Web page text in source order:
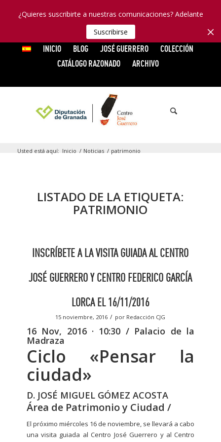
¿Quieres suscribirte a nuestras comunicaciones? Adelante
Suscribirse
INICIO BLOG JOSÉ GUERRERO
COLECCIÓN
CATÁLOGO RAZONADO
ARCHIVO
Usted está aquí: Inicio / Noticias / patrimonio
LISTADO DE LA ETIQUETA:
PATRIMONIO
INSCRÍBETE A LA VISITA GUIADA AL CENTRO
JOSÉ GUERRERO Y CENTRO FEDERICO GARCÍA
LORCA EL 16/11/2016
15 noviembre, 2016 / por Redacción CJG
16 Nov, 2016 · 10:30 / Palacio de la
Madraza
Ciclo «Pensar la
ciudad»
D. JOSÉ MIGUEL GÓMEZ ACOSTA
Área de Patrimonio y Ciudad /
El próximo miércoles 16 de noviembre, se llevará a cabo
una visita guiada al Centro José Guerrero y al Centro